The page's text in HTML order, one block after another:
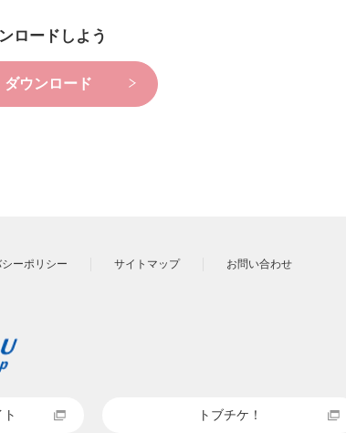
ロードしよう
ダウンロード
ーポリシー サイトマップ お問い合わせ
トブチケ！